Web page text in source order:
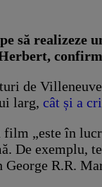
să
de
larg, cât și a
„este în
De
R.R.